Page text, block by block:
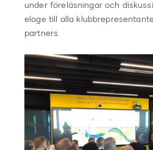
under föreläsningar och
eloge till alla
partners.